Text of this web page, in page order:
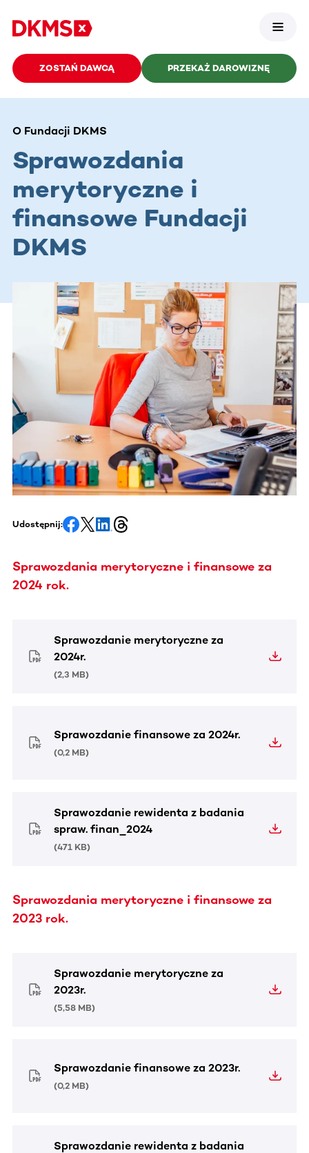
ZOSTAŃ DAWCĄ PRZEKAŻ DAROWIZNĘ
O Fundacji DKMS
Sprawozdania
merytoryczne i
finansowe Fundacji
DKMS
Udostępnij:
Sprawozdania merytoryczne i finansowe za
2024 rok.
Sprawozdanie merytoryczne za
2024r.
(2,3 MB)
Sprawozdanie finansowe za 2024r.
(0,2 MB)
Sprawozdanie rewidenta z badania
spraw. finan_2024
(471 KB)
Sprawozdania merytoryczne i finansowe za
2023 rok.
Sprawozdanie merytoryczne za
2023r.
(5,58 MB)
Sprawozdanie finansowe za 2023r.
(0,2 MB)
Sprawozdanie rewidenta z badania